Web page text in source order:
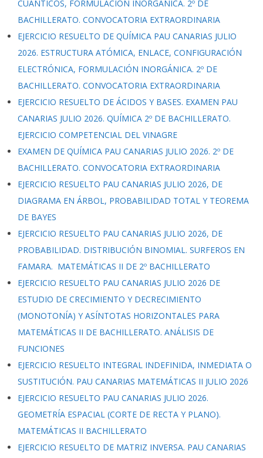
CUÁNTICOS, FORMULACIÓN INORGÁNICA. 2º DE
BACHILLERATO. CONVOCATORIA EXTRAORDINARIA
EJERCICIO RESUELTO DE QUÍMICA PAU CANARIAS JULIO
2026. ESTRUCTURA ATÓMICA, ENLACE, CONFIGURACIÓN
ELECTRÓNICA, FORMULACIÓN INORGÁNICA. 2º DE
BACHILLERATO. CONVOCATORIA EXTRAORDINARIA
EJERCICIO RESUELTO DE ÁCIDOS Y BASES. EXAMEN PAU
CANARIAS JULIO 2026. QUÍMICA 2º DE BACHILLERATO.
EJERCICIO COMPETENCIAL DEL VINAGRE
EXAMEN DE QUÍMICA PAU CANARIAS JULIO 2026. 2º DE
BACHILLERATO. CONVOCATORIA EXTRAORDINARIA
EJERCICIO RESUELTO PAU CANARIAS JULIO 2026, DE
DIAGRAMA EN ÁRBOL, PROBABILIDAD TOTAL Y TEOREMA
DE BAYES
EJERCICIO RESUELTO PAU CANARIAS JULIO 2026, DE
PROBABILIDAD. DISTRIBUCIÓN BINOMIAL. SURFEROS EN
FAMARA. MATEMÁTICAS II DE 2º BACHILLERATO
EJERCICIO RESUELTO PAU CANARIAS JULIO 2026 DE
ESTUDIO DE CRECIMIENTO Y DECRECIMIENTO
(MONOTONÍA) Y ASÍNTOTAS HORIZONTALES PARA
MATEMÁTICAS II DE BACHILLERATO. ANÁLISIS DE
FUNCIONES
EJERCICIO RESUELTO INTEGRAL INDEFINIDA, INMEDIATA O
SUSTITUCIÓN. PAU CANARIAS MATEMÁTICAS II JULIO 2026
EJERCICIO RESUELTO PAU CANARIAS JULIO 2026.
GEOMETRÍA ESPACIAL (CORTE DE RECTA Y PLANO).
MATEMÁTICAS II BACHILLERATO
EJERCICIO RESUELTO DE MATRIZ INVERSA. PAU CANARIAS